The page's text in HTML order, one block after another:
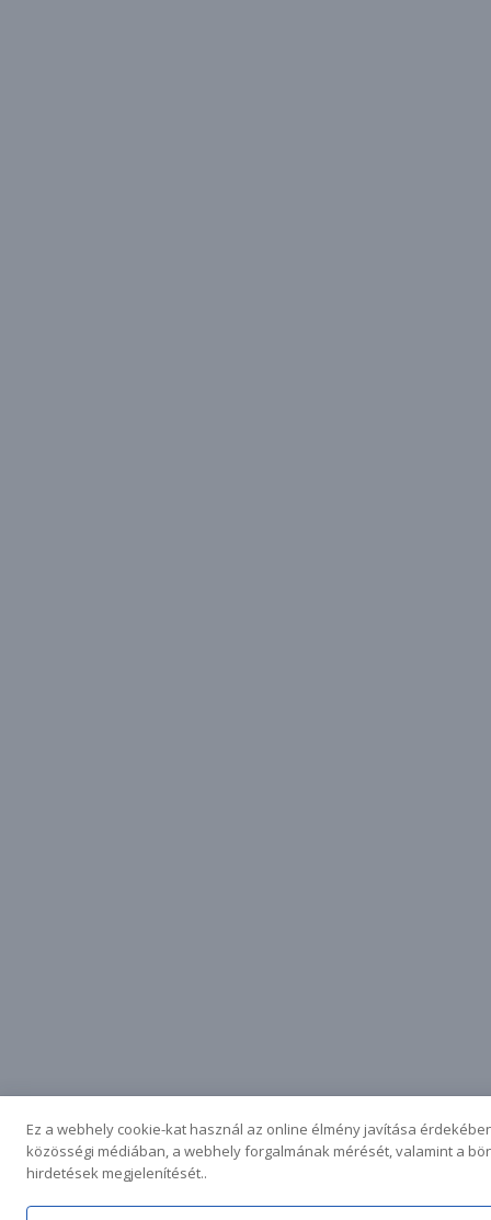
Ez a webhely cookie-kat használ az online élmény javítása
közösségi médiában, a webhely forgalmának mérését, valamint a
hirdetések megjelenítését..